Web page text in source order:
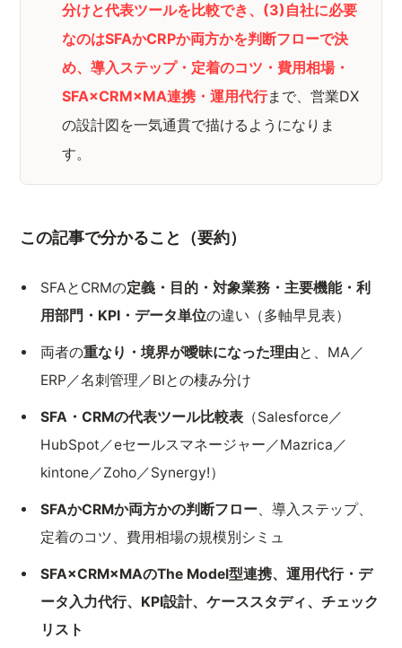
分けと代表ツールを比較でき、(3)自社に必要
なのはSFAかCRPか両方かを判断フローで決
め、導入ステップ・定着のコツ・費用相場・
SFA×CRM×MA連携・運用代行まで、営業DX
の設計図を一気通貫で描けるようになりま
す。
この記事で分かること（要約）
SFAとCRMの定義・目的・対象業務・主要機能・利
用部門・KPI・データ単位の違い（多軸早見表）
両者の重なり・境界が曖昧になった理由と、MA／
ERP／名刺管理／BIとの棲み分け
SFA・CRMの代表ツール比較表 （Salesforce／
HubSpot／eセールスマネージャー／Mazrica／
kintone／Zoho／Synergy!）
SFAかCRMか両方かの判断フロー、導入ステップ、
定着のコツ、費用相場の規模別シミュ
SFA×CRM×MAのThe Model型連携、運用代行・デ
ータ入力代行、KPI設計、ケーススタディ、チェック
リスト